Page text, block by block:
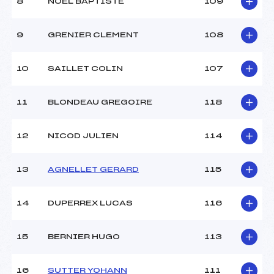
8 NOEL BAPTISTE 109
9 GRENIER CLEMENT 108
10 SAILLET COLIN 107
11 BLONDEAU GREGOIRE 118
12 NICOD JULIEN 114
13 AGNELLET GERARD 115
14 DUPERREX LUCAS 116
15 BERNIER HUGO 113
16 SUTTER YOHANN 111